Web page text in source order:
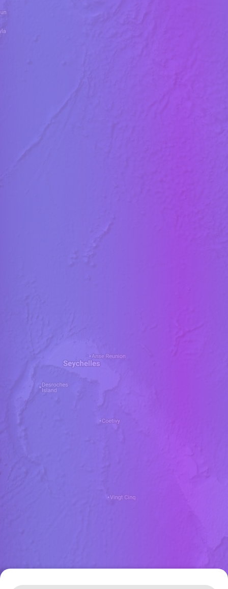
Leaflet